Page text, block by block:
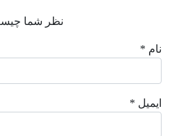
نظر شما
نام *
ایمیل *